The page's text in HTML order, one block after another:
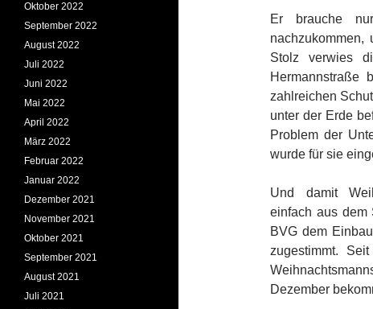
Er brauche
Stolz verwies
Hermannstraße
zahlreichen
unter der Erde
Problem der
wurde für sie
Und damit
einfach aus dem
BVG dem
zugestimmt.
Dezember
Oktober 2022
September 2022
August 2022
Juli 2022
Juni 2022
Mai 2022
April 2022
März 2022
Februar 2022
Januar 2022
Dezember 2021
November 2021
Oktober 2021
September 2021
August 2021
Juli 2021